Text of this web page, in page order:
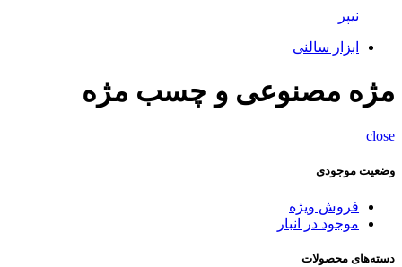
نیپر
ابزار سالنی
مژه مصنوعی و چسب مژه
close
وضعیت موجودی
فروش ویژه
موجود در انبار
دسته‌های محصولات